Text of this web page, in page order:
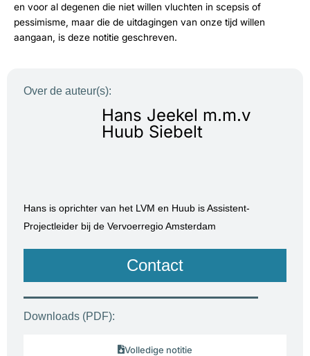
en voor al degenen die niet willen vluchten in scepsis of
pessimisme, maar die de uitdagingen van onze tijd willen
aangaan, is deze notitie geschreven.
Over de auteur(s):
Hans Jeekel m.m.v
Huub Siebelt
Hans is oprichter van het LVM en Huub is Assistent-
Projectleider bij de Vervoerregio Amsterdam
Contact
Downloads (PDF):
Volledige notitie